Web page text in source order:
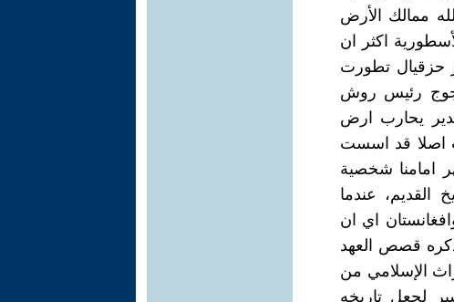
ممالك الأرض
اكثر ان
حزقيال تطورت
رئيس روش
يحارب ارض
اصلا قد اسست
امامنا شخصية
القديم، عندما
اي ان
قصص العهد
الإسلامي من
لجعل تاريخه